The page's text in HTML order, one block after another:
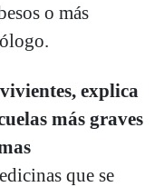
o más
explica
más graves
que se